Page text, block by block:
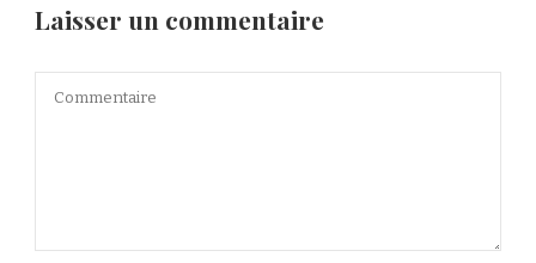
Laisser un commentaire